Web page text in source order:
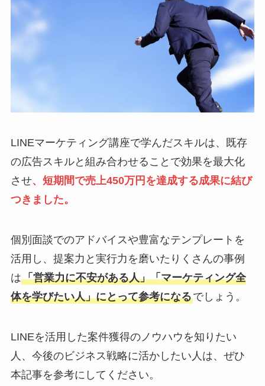
LINEマーケティング講座で学んだスキルは、既存
の広告スキルと組み合わせることで効果を最大化
させ、短期間で売上450万円を達成する成果に結び
つきました。
個別面談でのアドバイスや豊富なテンプレートを
活用し、提案力と実行力を磨いたりくさんの事例
は「営業力に不安がある人」「マーケティング全
体を学びたい人」にとって参考になるでしょう。
LINEを活用した案件獲得のノウハウを知りたい
人、今後のビジネス戦略に活かしたい人は、ぜひ
本記事を参考にしてください。